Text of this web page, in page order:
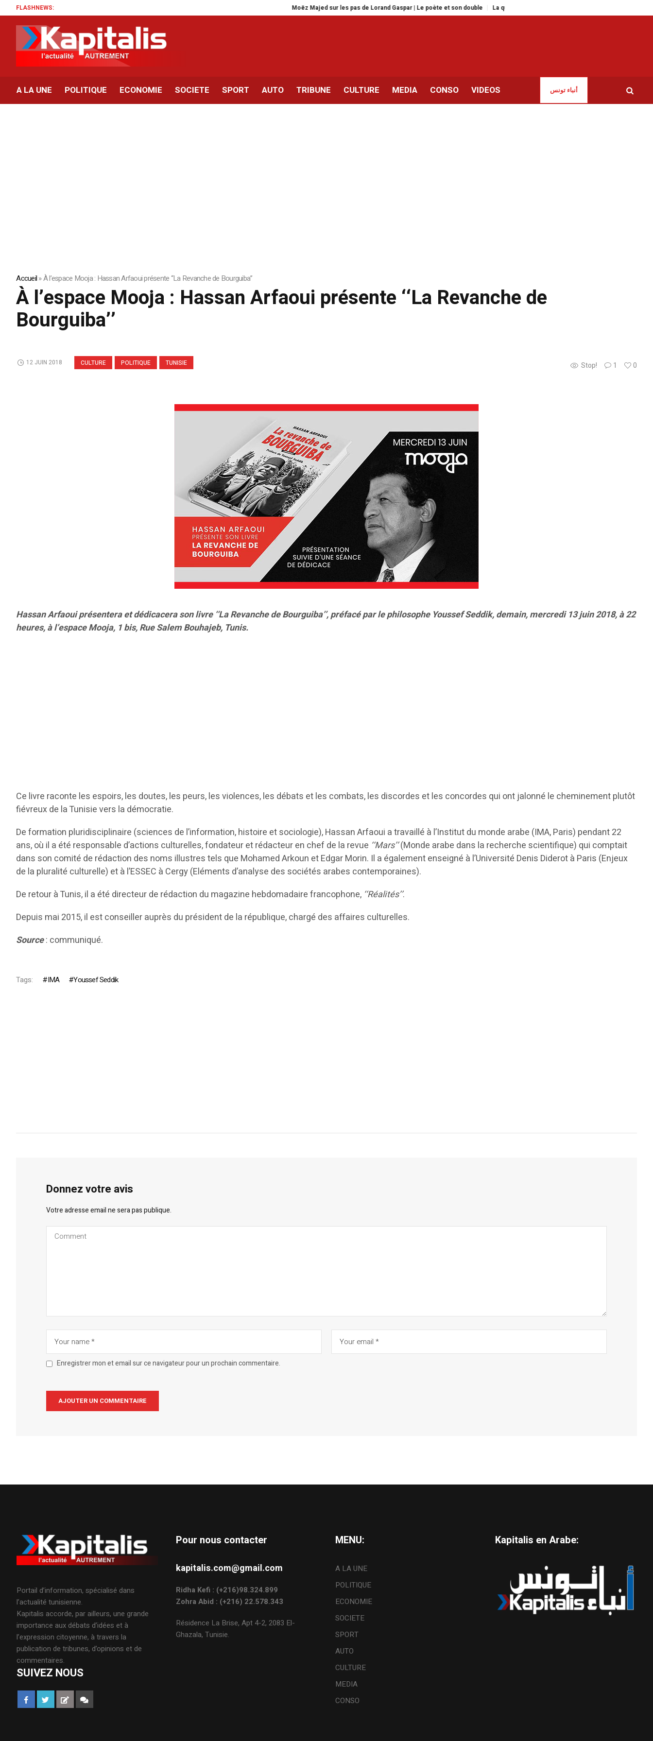
FLASHNEWS: Moëz Majed sur les pas de Lorand Gaspar | Le poète et son double La question migratoire, facteur de polarisation politique en Tunisie
A LA UNE POLITIQUE ECONOMIE SOCIETE SPORT AUTO TRIBUNE CULTURE MEDIA CONSO VIDEOS أنباء تونس
Accueil»À l’espace Mooja : Hassan Arfaoui présente ‘‘La Revanche de Bourguiba’’
À l’espace Mooja : Hassan Arfaoui présente ‘‘La Revanche de
Bourguiba’’
CULTURE POLITIQUE TUNISIE Stop! 1 0
12 JUIN 2018
Hassan Arfaoui présentera et dédicacera son livre ‘‘La Revanche de Bourguiba’’, préfacé par le philosophe Youssef Seddik, demain, mercredi 13 juin 2018, à 22
heures, à l’espace Mooja, 1 bis, Rue Salem Bouhajeb, Tunis.
Ce livre raconte les espoirs, les doutes, les peurs, les violences, les débats et les combats, les discordes et les concordes qui ont jalonné le cheminement plutôt
fiévreux de la Tunisie vers la démocratie.
De formation pluridisciplinaire (sciences de l’information, histoire et sociologie), Hassan Arfaoui a travaillé à l’Institut du monde arabe (IMA, Paris) pendant 22
ans, où il a été responsable d’actions culturelles, fondateur et rédacteur en chef de la revue ‘‘Mars’’(Monde arabe dans la recherche scientifique) qui comptait
dans son comité de rédaction des noms illustres tels que Mohamed Arkoun et Edgar Morin. Il a également enseigné à l’Université Denis Diderot à Paris (Enjeux
de la pluralité culturelle) et à l’ESSEC à Cergy (Eléments d’analyse des sociétés arabes contemporaines).
De retour à Tunis, il a été directeur de rédaction du magazine hebdomadaire francophone, ‘‘Réalités’’.
Depuis mai 2015, il est conseiller auprès du président de la république, chargé des affaires culturelles.
Source: communiqué.
Tags: IMA Youssef Seddik
Donnez votre avis
Votre adresse email ne sera pas publique.
Enregistrer mon et email sur ce navigateur pour un prochain commentaire.
Portail d’information, spécialisé dans
l’actualité tunisienne.
Kapitalis accorde, par ailleurs, une grande
importance aux débats d’idées et à
l’expression citoyenne, à travers la
publication de tribunes, d’opinions et de
commentaires.
SUIVEZ NOUS
Pour nous contacter
kapitalis.com@gmail.com
Ridha Kefi : (+216)98.324.899
Zohra Abid : (+216) 22.578.343
Résidence La Brise, Apt 4-2, 2083 El-
Ghazala, Tunisie.
MENU:
A LA UNE
POLITIQUE
ECONOMIE
SOCIETE
SPORT
AUTO
CULTURE
MEDIA
CONSO
Kapitalis en Arabe: